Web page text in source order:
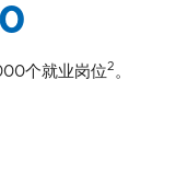
个就业岗位2。